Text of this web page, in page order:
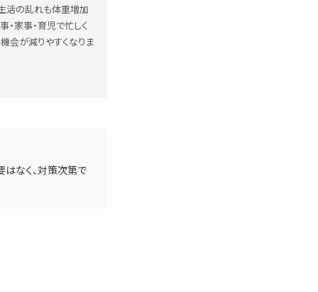
活の乱れも体重増加
・家事・育児で忙しく
会が減りやすくなりま
なく、対策次第で